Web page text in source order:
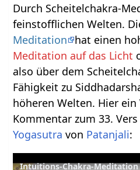
Durch Scheitelchakra-
feinstofflichen Welten.
Meditation
hat einen
Meditation auf das Licht
also über dem
Fähigkeit zu
höheren Welten. Hier ein
Kommentar zum 33.
Yogasutra von Patanjali: